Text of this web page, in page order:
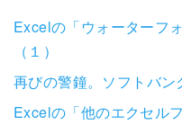
Excelの「ウォーターフ
（１）
再びの警鐘。ソフトバ
Excelの「他のエクセル